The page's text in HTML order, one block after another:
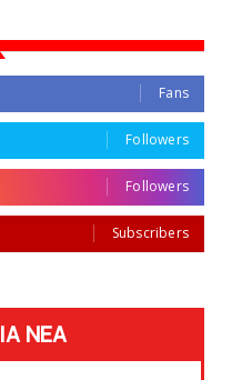
Fans
Followers
Followers
Subscribers
ΝΕΑ